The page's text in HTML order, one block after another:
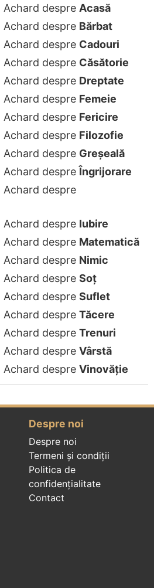
Achard despre Acasă
Achard despre Bărbat
Achard despre Cadouri
Achard despre Căsătorie
Achard despre Dreptate
Achard despre Femeie
Achard despre Fericire
Achard despre Filozofie
Achard despre Greșeală
Achard despreÎngrijorare
despre
Achard despre Iubire
Achard despre Matematică
Achard despre Nimic
Achard despre Soț
Achard despre Suflet
Achard despre Tăcere
Achard despre Trenuri
Achard despre Vârstă
Achard despre Vinovăție
Despre noi
Despre noi
Termeni și condiții
Politica de
confidenţialitate
Contact